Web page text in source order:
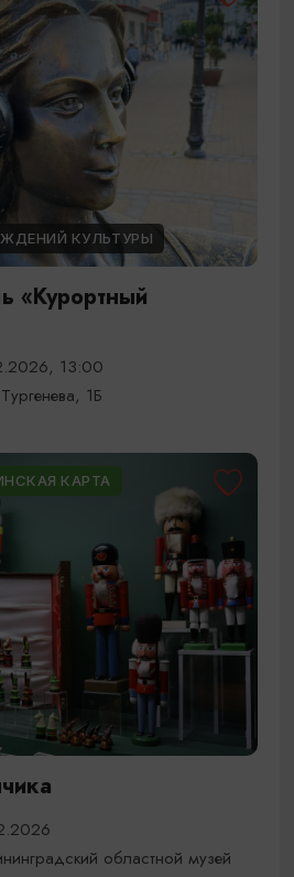
КУЛЬТУРЫ
«Курортный
13:00
1Б
КАРТА
областной музей